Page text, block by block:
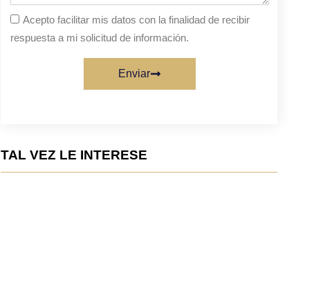
Acepto facilitar mis datos con la finalidad de recibir
respuesta a mi solicitud de información.
Enviar
TAL VEZ LE INTERESE